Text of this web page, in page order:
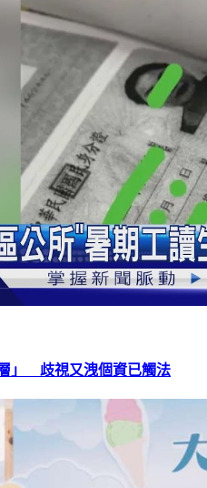
」 歧視又洩個資已觸法